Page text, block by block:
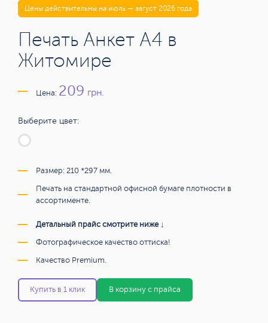
Цены действительны на июль — август 2026 года
Печать Анкет А4 в
Житомире
Цена: 209 грн.
Выберите цвет:
Размер: 210 *297 мм.
Печать на стандартной офисной бумаге плотности в
ассортименте.
Детальный прайс смотрите ниже ↓
Фотографическое качество оттиска!
Качество Premium.
Купить в 1 клик В корзину с прайса